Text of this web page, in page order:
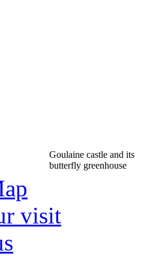
Goulaine castle and its
butterfly greenhouse
visit